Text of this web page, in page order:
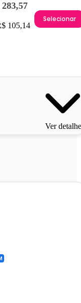
105,14
Selecionar
Ver